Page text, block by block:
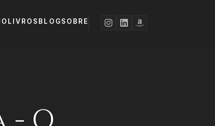
LIVROS BLOGSOBRE